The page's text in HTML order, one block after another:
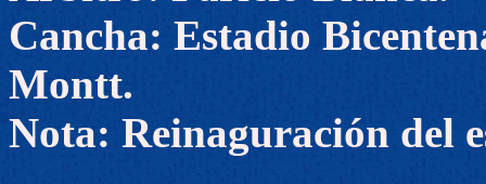
Cancha: Estadio
Montt.
Nota: Reinaguración del